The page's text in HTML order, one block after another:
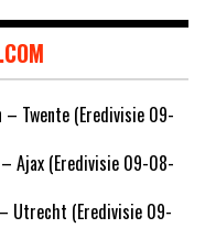
– Twente (Eredivisie 09-
– Ajax (Eredivisie 09-08-
– Utrecht (Eredivisie 09-